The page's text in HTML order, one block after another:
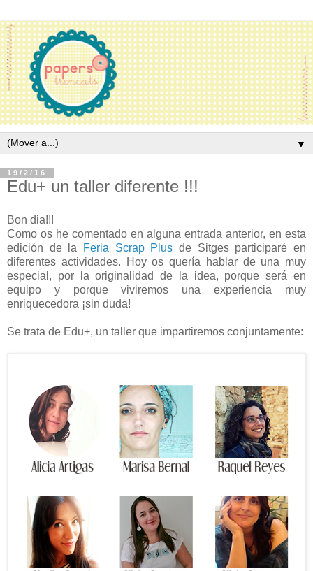
▼
19/2/16
Edu+ un taller diferente !!!
Bon dia!!!
Como os he comentado en alguna entrada anterior, en esta
edición de la
Feria Scrap Plus de Sitges participaré en
diferentes actividades. Hoy os quería hablar de una muy
especial, por la originalidad de la idea, porque será en
equipo y porque viviremos una experiencia muy
enriquecedora ¡sin duda!
Se trata de Edu+, un taller que impartiremos conjuntamente: